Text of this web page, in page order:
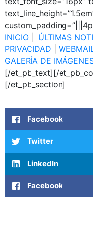
INICIO
ÚLTIMAS
PRIVACIDAD
GALERÍA DE
[/et_pb_text][/
[/et_pb_section]
Facebook
Twitter
LinkedIn
Facebook